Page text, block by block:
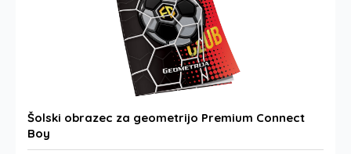
Šolski obrazec za geometrijo Premium Connect
Boy